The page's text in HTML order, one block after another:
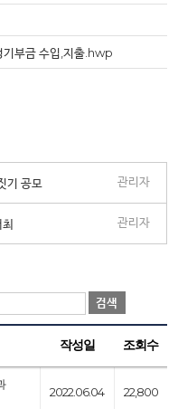
기부금 수입,지출.hwp
기 공모 관리자
관리자
검색
작성일 조회수
2022.06.04 22,800